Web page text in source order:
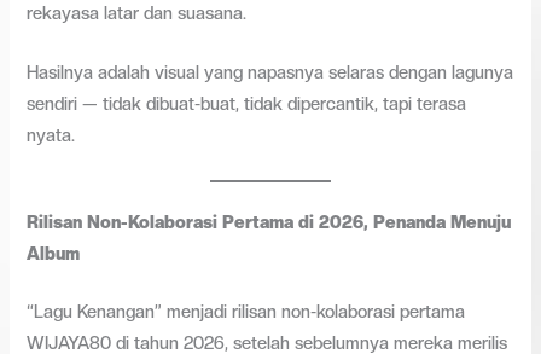
rekayasa latar dan suasana.
Hasilnya adalah visual yang napasnya selaras dengan lagunya
sendiri — tidak dibuat-buat, tidak dipercantik, tapi terasa
nyata.
Rilisan Non-Kolaborasi Pertama di 2026, Penanda Menuju
Album
“Lagu Kenangan” menjadi rilisan non-kolaborasi pertama
WIJAYA80 di tahun 2026, setelah sebelumnya mereka merilis